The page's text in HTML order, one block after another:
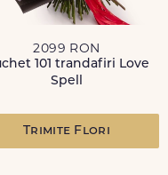
2099 RON
101 trandafiri Love
Spell
Trimite Flori